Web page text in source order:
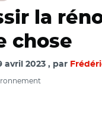
la
chose
avril 2023 par